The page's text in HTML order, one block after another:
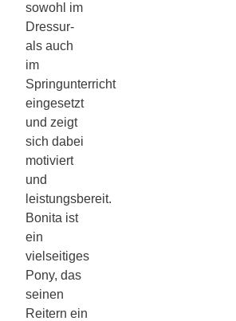
sowohl im
Dressur-
als auch
im
Springunterricht
eingesetzt
und zeigt
sich dabei
motiviert
und
leistungsbereit.
Bonita ist
ein
vielseitiges
Pony, das
seinen
Reitern ein